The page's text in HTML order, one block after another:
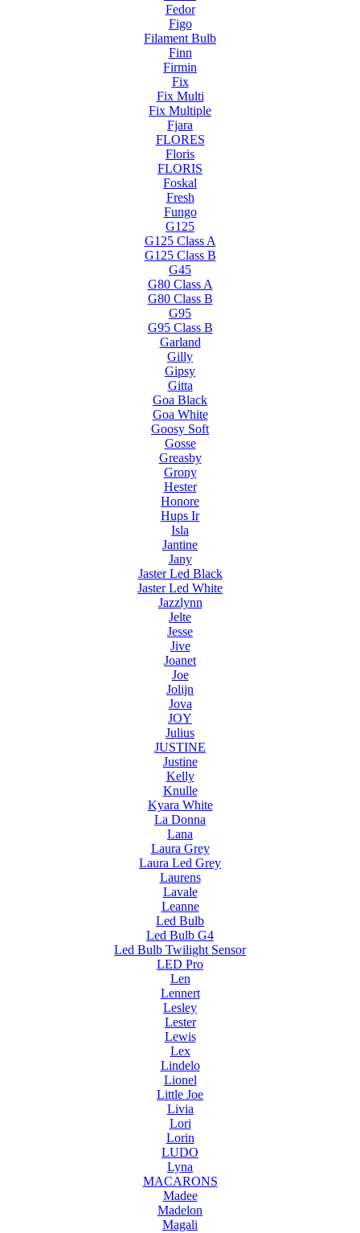
Fedor
Figo
Filament Bulb
Finn
Firmin
Fix
Fix Multi
Fix Multiple
Fjara
FLORES
Floris
FLORIS
Foskal
Fresh
Fungo
G125
G125 Class A
G125 Class B
G45
G80 Class A
G80 Class B
G95
G95 Class B
Garland
Gilly
Gipsy
Gitta
Goa Black
Goa White
Goosy Soft
Gosse
Greasby
Grony
Hester
Honore
Hups Ir
Isla
Jantine
Jany
Jaster Led Black
Jaster Led White
Jazzlynn
Jelte
Jesse
Jive
Joanet
Joe
Jolijn
Jova
JOY
Julius
JUSTINE
Justine
Kelly
Knulle
Kyara White
La Donna
Lana
Laura Grey
Laura Led Grey
Laurens
Lavale
Leanne
Led Bulb
Led Bulb G4
Led Bulb Twilight Sensor
LED Pro
Len
Lennert
Lesley
Lester
Lewis
Lex
Lindelo
Lionel
Little Joe
Livia
Lori
Lorin
LUDO
Lyna
MACARONS
Madee
Madelon
Magali